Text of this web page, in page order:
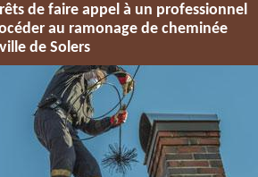
de faire appel à un professionnel
au ramonage de cheminée
de Solers